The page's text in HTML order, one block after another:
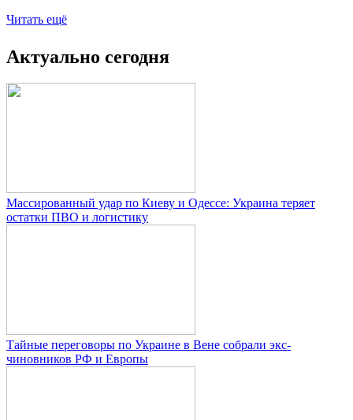
Читать ещё
Актуально сегодня
Массированный удар по Киеву и Одессе: Украина теряет
остатки ПВО и логистику
Тайные переговоры по Украине в Вене собрали экс-
чиновников РФ и Европы